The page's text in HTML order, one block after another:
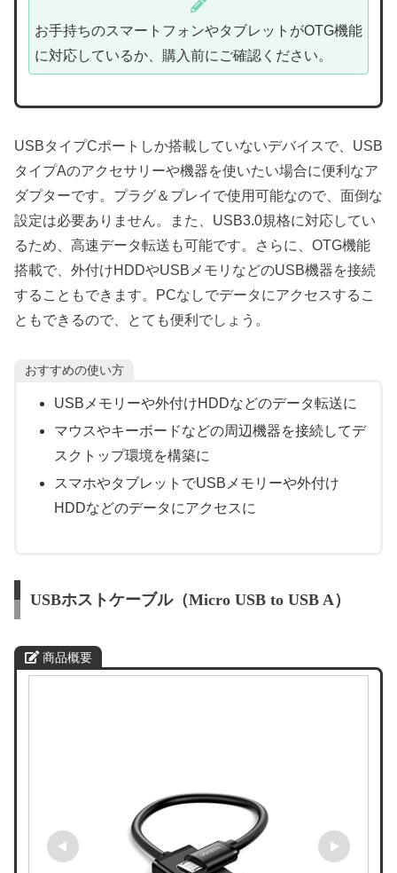
お手持ちのスマートフォンやタブレットがOTG機能
に対応しているか、購入前にご確認ください。
USBタイプCポートしか搭載していないデバイスで、USB
タイプAのアクセサリーや機器を使いたい場合に便利なア
ダプターです。プラグ＆プレイで使用可能なので、面倒な
設定は必要ありません。また、USB3.0規格に対応してい
るため、高速データ転送も可能です。さらに、OTG機能
搭載で、外付けHDDやUSBメモリなどのUSB機器を接続
することもできます。PCなしでデータにアクセスするこ
ともできるので、とても便利でしょう。
おすすめの使い方
USBメモリーや外付けHDDなどのデータ転送に
マウスやキーボードなどの周辺機器を接続してデ
スクトップ環境を構築に
スマホやタブレットでUSBメモリーや外付け
HDDなどのデータにアクセスに
USBホストケーブル（Micro USB to USB A）
商品概要